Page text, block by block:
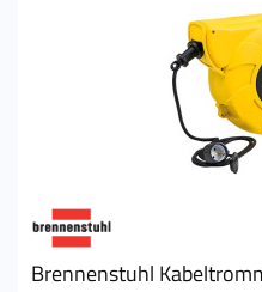
Brennenstuhl